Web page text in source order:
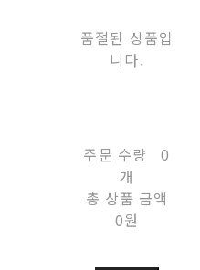
품절된 상품입
니다.
주문 수량
0
개
총 상품 금액
0원